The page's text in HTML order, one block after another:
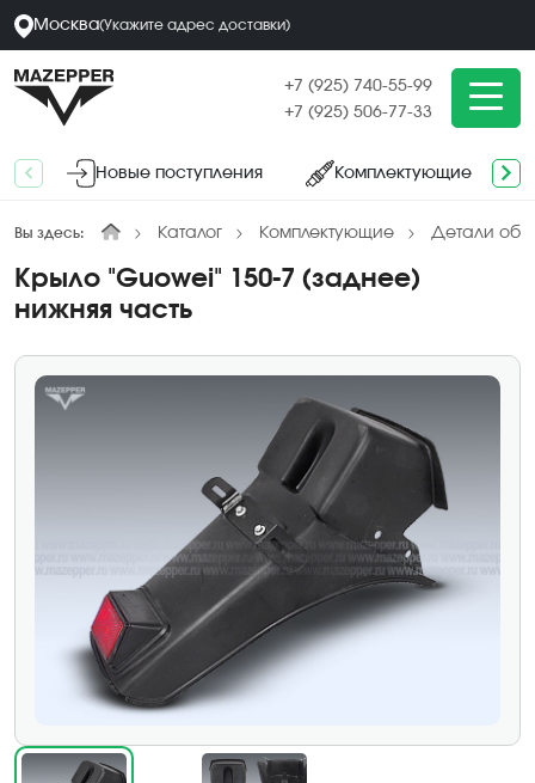
Москва(Укажите адрес доставки)
+7 (925) 740-55-99
+7 (925) 506-77-33
Новые поступления Комплектующие
Вы здесь: Каталог Комплектующие Детали
Крыло "Guowei" 150-7 (заднее)
нижняя часть